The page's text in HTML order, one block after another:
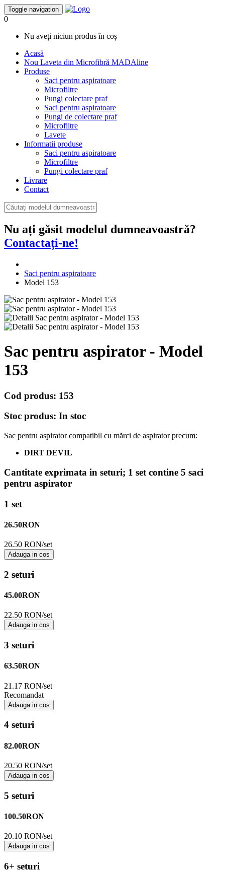
Toggle navigation
0
Nu aveți niciun produs în coș
Acasă
Nou Laveta din Microfibră MADAline
Produse
Saci pentru aspiratoare
Microfiltre
Pungi colectare praf
Saci pentru aspiratoare
Pungi de colectare praf
Microfiltre
Lavete
Informatii produse
Saci pentru aspiratoare
Microfiltre
Pungi colectare praf
Livrare
Contact
Nu ați găsit modelul dumneavoastră?
Contactați-ne!
Saci pentru aspiratoare
Model 153
Sac pentru aspirator - Model
153
Cod produs: 153
Stoc produs: In stoc
Sac pentru aspirator compatibil cu mărci de aspirator precum:
DIRT DEVIL
Cantitate exprimata in seturi; 1 set contine 5 saci
pentru aspirator
1 set
26.50RON
26.50 RON/set
Adauga in cos
2 seturi
45.00RON
22.50 RON/set
Adauga in cos
3 seturi
63.50RON
21.17 RON/set
Recomandat
Adauga in cos
4 seturi
82.00RON
20.50 RON/set
Adauga in cos
5 seturi
100.50RON
20.10 RON/set
Adauga in cos
6+ seturi